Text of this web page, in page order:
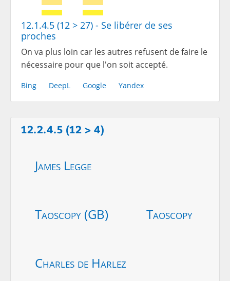
12.1.4.5 (12 > 27) - Se libérer de ses
proches
On va plus loin car les autres refusent de faire le
nécessaire pour que l'on soit accepté.
Bing DeepL Google Yandex
12.2.4.5 (12 > 4)
James Legge
Taoscopy (GB) Taoscopy
Charles de Harlez